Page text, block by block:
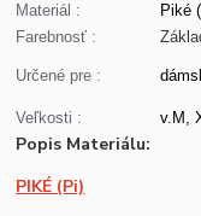
Materiál :
Piké
Farebnosť :
Určené pre : dá
Veľkosti : v.M,
Popis Materiálu:
PIKÉ (Pi)